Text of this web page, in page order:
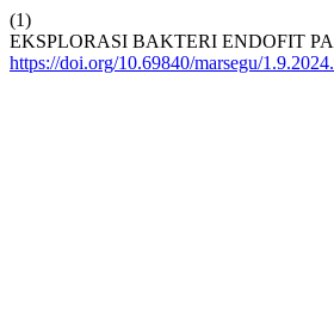
(1)
EKSPLORASI BAKTERI ENDOFIT
https://doi.org/10.69840/marsegu/